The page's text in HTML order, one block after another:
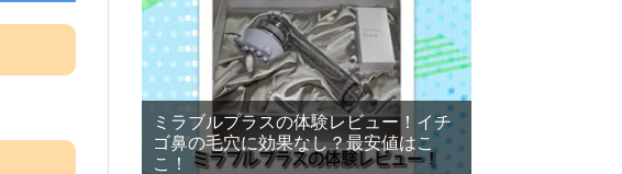
ミラブルプラスの体験レビュー！イチ
ゴ鼻の毛穴に効果なし？最安値はこ
こ！